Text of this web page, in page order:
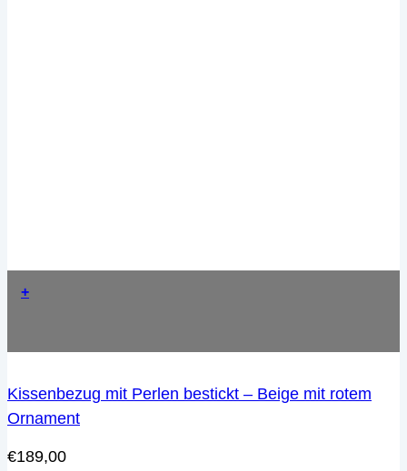
+
Kissenbezug mit Perlen bestickt – Beige mit rotem
Ornament
€189,00